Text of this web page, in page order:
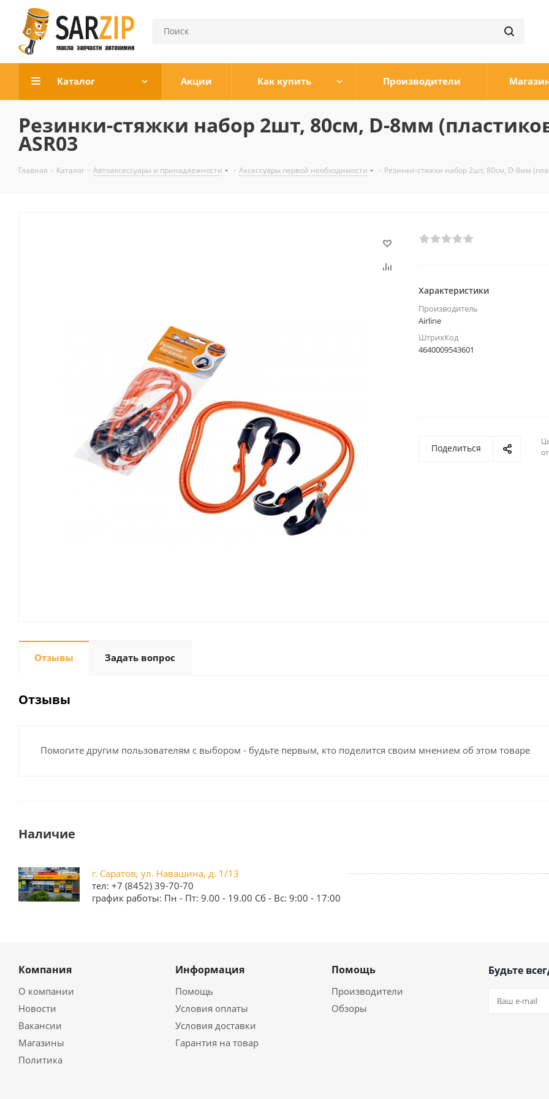
Каталог Акции Как купить Производители
Резинки-стяжки набор 2шт, 80см, D-8мм
ASR03
Главная - Каталог - Автоаксессуары и принадлежности - Аксессуары первой необходимости - Резинки-стяжки набор 2шт, 80см, D-8мм
Характеристики
Производитель
Airline
ШтрихКод
4640009543601
Поделиться
Отзывы Задать вопрос
Отзывы
Помогите другим пользователям с выбором - будьте первым, кто поделится своим мнением об этом товаре
Наличие
г. Саратов, ул. Навашина, д. 1/13
тел: +7 (8452) 39-70-70
график работы: Пн - Пт: 9.00 - 19.00 Сб - Вс: 9:00 - 17:00
Компания
О компании
Новости
Вакансии
Магазины
Политика
Информация
Помощь
Условия оплаты
Условия доставки
Гарантия на товар
Помощь
Производители
Обзоры
Будьте